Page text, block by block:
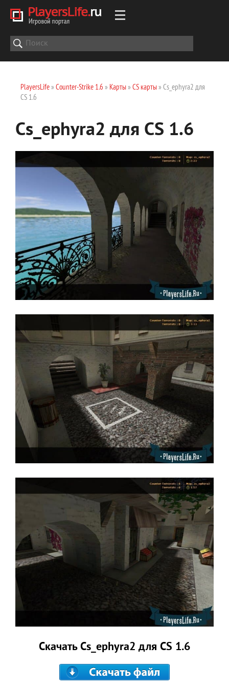
PlayersLife» Counter-Strike 1.6 » Карты» CS карты» Cs_ephyra2 для
CS 1.6
Cs_ephyra2 для CS 1.6
Скачать Cs_ephyra2 для CS 1.6